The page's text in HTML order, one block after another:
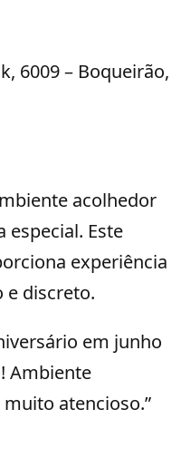
6009 – Boqueirão,
acolhedor
especial. Este
experiência
e discreto.
em junho
Ambiente
atencioso.”